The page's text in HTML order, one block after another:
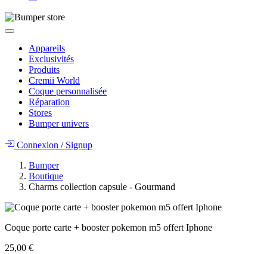
Appareils
Exclusivités
Produits
Cremii World
Coque personnalisée
Réparation
Stores
Bumper univers
Connexion /Signup
Bumper
Boutique
Charms collection capsule - Gourmand
Coque porte carte + booster pokemon m5 offert Iphone
25,00 €